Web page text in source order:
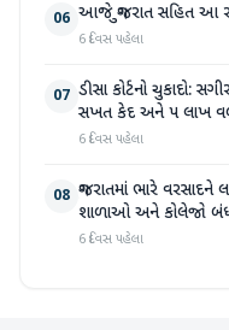
06 આજે ગુજરાત સહિત આ
6 દિવસ પહેલા
07 ડીસા કોર્ટનો ચુકાદો:
સખત કેદ અને ૫ લાખ
6 દિવસ પહેલા
08 ગુજરાતમાં ભારે
શાળાઓ અને કોલેજો
6 દિવસ પહેલા